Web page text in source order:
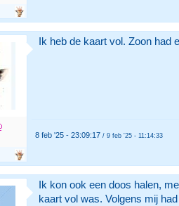
Ik heb de kaart vol. Zoon had
8 feb '25 - 23:09:17 / 9 feb '25 - 11:14:33
Ik kon ook een doos halen,
kaart vol was. Volgens mij